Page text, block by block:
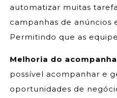
automatizar muitas
campanhas de anúncios
Permitindo que as
Melhoria do
possível acompanhar e
oportunidades de